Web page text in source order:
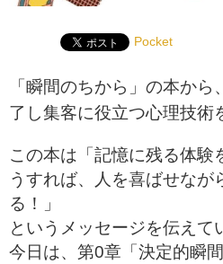
Pocket
「瞬間のちから」の本か
了し集客に役立つ心理技
この本は「記憶に残る体験
うすれば、人を喜ばせなが
る！」
というメッセージを伝え
今日は、第0章「決定的瞬